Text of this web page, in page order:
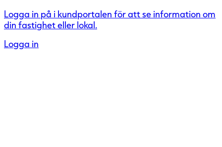
Logga in på i kundportalen för att se information om
din fastighet eller lokal.
Logga in